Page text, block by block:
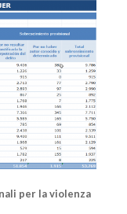
per la violenza